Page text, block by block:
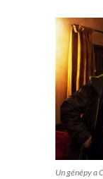
Un génépy a